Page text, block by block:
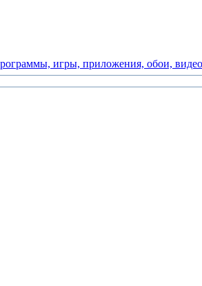
игры, приложения, обои, видео